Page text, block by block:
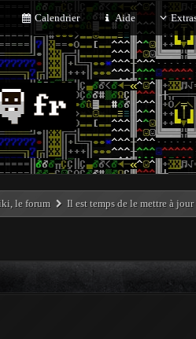
Calendrier Aide
le forum Il est temps de le mettre à jour